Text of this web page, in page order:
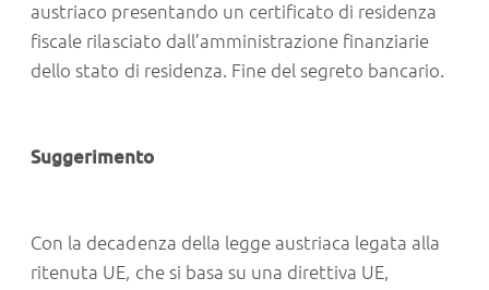
austriaco presentando un certificato di residenza
fiscale rilasciato dall’amministrazione finanziarie
dello stato di residenza. Fine del segreto bancario.
Suggerimento
Con la decadenza della legge austriaca legata alla
ritenuta UE, che si basa su una direttiva UE,